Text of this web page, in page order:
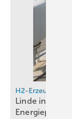
H2-Erzeugung
Linde
Energiepark